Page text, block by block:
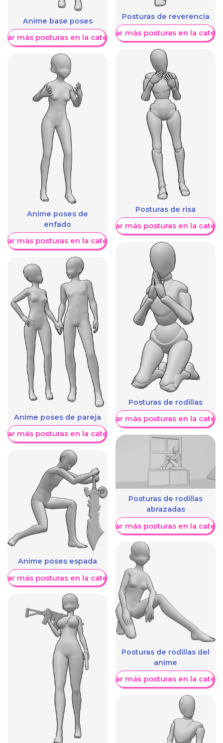
Anime base poses
más posturas en la categoría
Anime poses de
enfado
más posturas en la categoría
Anime poses de pareja
más posturas en la categoría
Anime poses espada
más posturas en la categoría
Posturas de reverencia
Mostrar más posturas en la
Posturas de risa
Mostrar más posturas en la
Posturas de rodillas
Mostrar más posturas en la
Posturas de rodillas
abrazadas
Mostrar más posturas en la
Posturas de rodillas del
anime
Mostrar más posturas en la